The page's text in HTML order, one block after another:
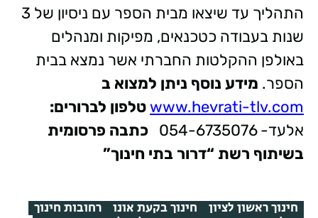
התהליך עד שיצאו מבית הספר עם ניסיון של 3
שנות בעבודה כטכנאים, מפיקות ומנהלים
באולפן ההקלטות החברתי אשר נמצא בבית
הספר. מידע נוסף ניתן למצוא ב
www.hevrati-tlv.com טלפון לברורים:
אלעד- 054-6735076
כתבה פרסומית
בשיתוף רשת “דרור בתי חינוך”
חינוך ראשון לציון חינוך בקעת אונו רחובות חינוך